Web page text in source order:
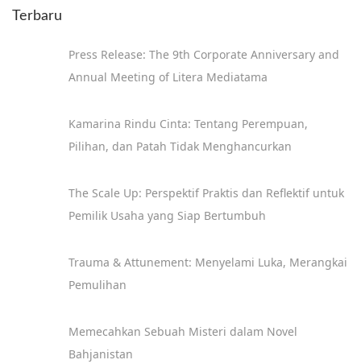
Terbaru
Press Release: The 9th Corporate Anniversary and
Annual Meeting of Litera Mediatama
Kamarina Rindu Cinta: Tentang Perempuan,
Pilihan, dan Patah Tidak Menghancurkan
The Scale Up: Perspektif Praktis dan Reflektif untuk
Pemilik Usaha yang Siap Bertumbuh
Trauma & Attunement: Menyelami Luka, Merangkai
Pemulihan
Memecahkan Sebuah Misteri dalam Novel
Bahjanistan